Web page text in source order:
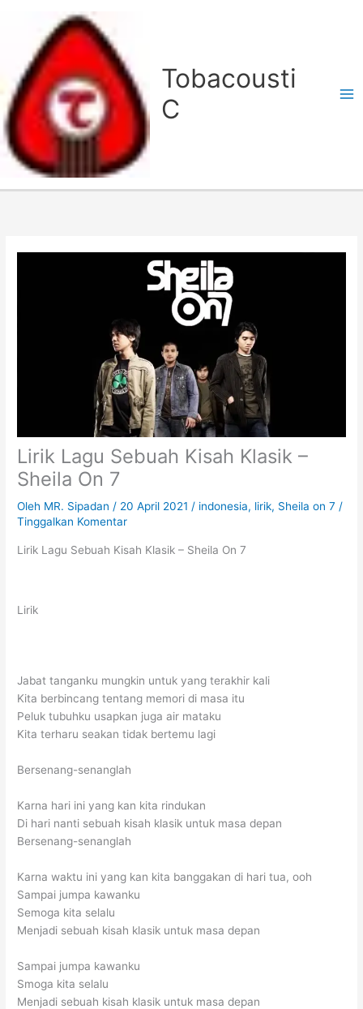
Tobacousti
C
Lirik Lagu Sebuah Kisah Klasik –
Sheila On 7
Oleh MR. Sipadan / 20 April 2021 / indonesia, lirik, Sheila on 7 /
Tinggalkan Komentar
Lirik Lagu Sebuah Kisah Klasik – Sheila On 7
Lirik
Jabat tanganku mungkin untuk yang terakhir kali
Kita berbincang tentang memori di masa itu
Peluk tubuhku usapkan juga air mataku
Kita terharu seakan tidak bertemu lagi
Bersenang-senanglah
Karna hari ini yang kan kita rindukan
Di hari nanti sebuah kisah klasik untuk masa depan
Bersenang-senanglah
Karna waktu ini yang kan kita banggakan di hari tua, ooh
Sampai jumpa kawanku
Semoga kita selalu
Menjadi sebuah kisah klasik untuk masa depan
Sampai jumpa kawanku
Smoga kita selalu
Menjadi sebuah kisah klasik untuk masa depan